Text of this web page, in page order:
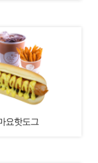
요핫도그